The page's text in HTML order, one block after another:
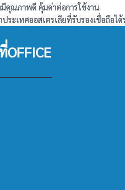
คุณภาพดี คุ้มค่าต่อการใช้งาน
ระเทศออสเตรเลียที่รับรองเชื่อถือได้